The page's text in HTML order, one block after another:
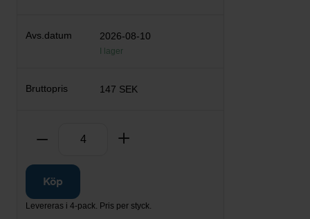
2026-08-10
I lager
147 SEK
Ta bort
Köp
Levereras i 4-pack. Pris per styck.